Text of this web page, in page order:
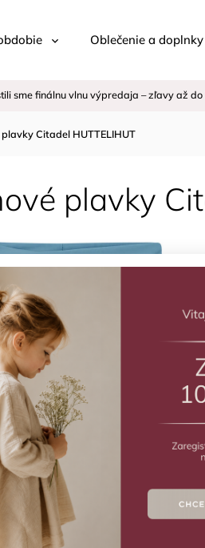
Oblečenie a doplnky
sme finálnu vlnu výpredaja – zľavy až do
Citadel HUTTELIHUT
plavky